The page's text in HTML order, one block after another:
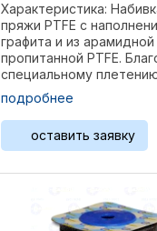
Характеристика:
пряжи PTFE с
графита и из арамидной
пропитанной PTFE.
специальному
арамидные волокна
усиливают набивку. В
получена очень прочная
набивка, которая мягко ...
подробнее
оставить заявку